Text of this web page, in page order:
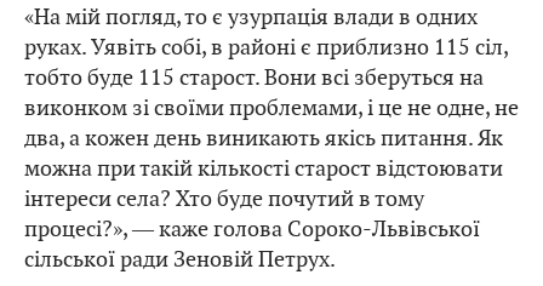
«На мій погляд, то є узурпація влади в одних
руках. Уявіть собі, в районі є приблизно 115 сіл,
тобто буде 115 старост. Вони всі зберуться на
виконком зі своїми проблемами, і це не одне, не
два, а кожен день виникають якісь питання. Як
можна при такій кількості старост відстоювати
інтереси села? Хто буде почутий в тому
процесі?», ― каже голова Сороко-Львівської
сільської ради Зеновій Петрух.